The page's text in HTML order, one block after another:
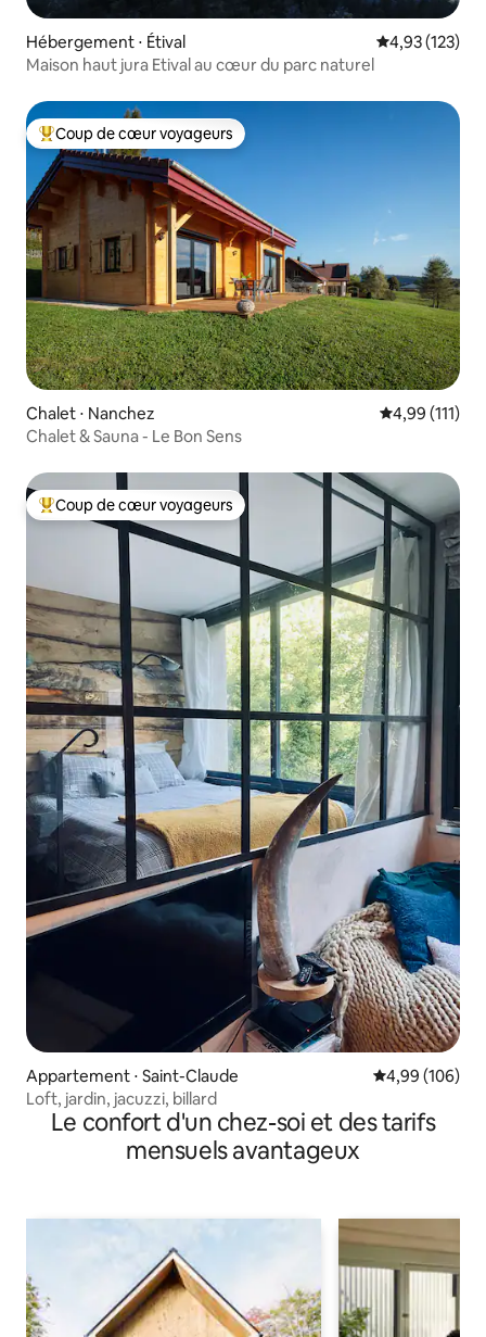
Hébergement ⋅ Étival Évaluation
4,93 (123)
Maison haut jura Etival au cœur du parc naturel
Coups de cœur voyageurs les plus appréciés
Coup de cœur voyageurs
Chalet ⋅ Nanchez Évaluation
4,99 (111)
Chalet & Sauna - Le Bon Sens
Coups de cœur voyageurs les plus appréciés
Coup de cœur voyageurs
Appartement ⋅ Saint-Claude Évaluation
4,99 (106)
Loft, jardin, jacuzzi, billard
Le confort d'un chez-soi et des tarifs
mensuels avantageux